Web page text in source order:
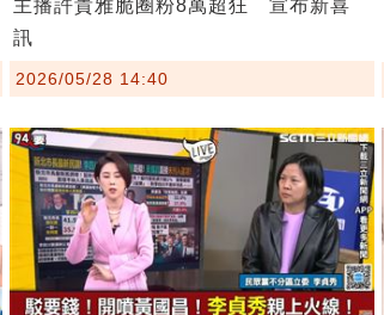
主播許貴雅脆圈粉8萬超狂 宣布新喜
訊
2026/05/28 14:40